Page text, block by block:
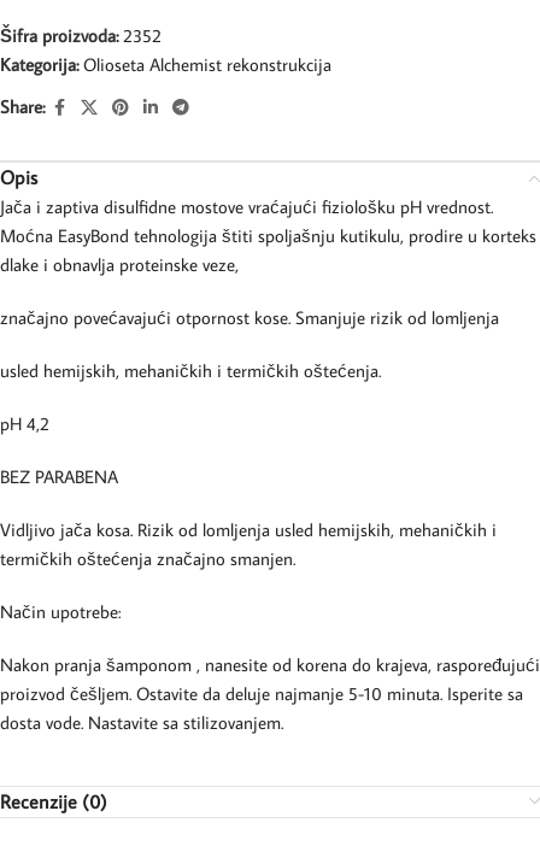
Šifra proizvoda: 2352
Kategorija: Olioseta Alchemist rekonstrukcija
Share:
Opis
Jača i zaptiva disulfidne mostove vraćajući fiziološku pH vrednost.
Moćna EasyBond tehnologija štiti spoljašnju kutikulu, prodire u korteks
dlake i obnavlja proteinske veze,
značajno povećavajući otpornost kose. Smanjuje rizik od lomljenja
usled hemijskih, mehaničkih i termičkih oštećenja.
pH 4,2
BEZ PARABENA
Vidljivo jača kosa. Rizik od lomljenja usled hemijskih, mehaničkih i
termičkih oštećenja značajno smanjen.
Način upotrebe:
Nakon pranja šamponom , nanesite od korena do krajeva, raspoređujući
proizvod češljem. Ostavite da deluje najmanje 5-10 minuta. Isperite sa
dosta vode. Nastavite sa stilizovanjem.
Recenzije (0)